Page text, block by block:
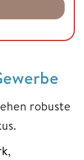
robuste